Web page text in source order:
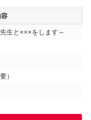
容
生と×××をします～
）